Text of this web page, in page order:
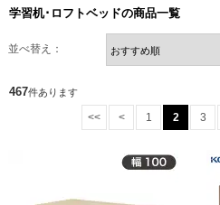
学習机･ロフトベッドの商品一覧
並べ替え：
467件あります
<< < 1 2 3